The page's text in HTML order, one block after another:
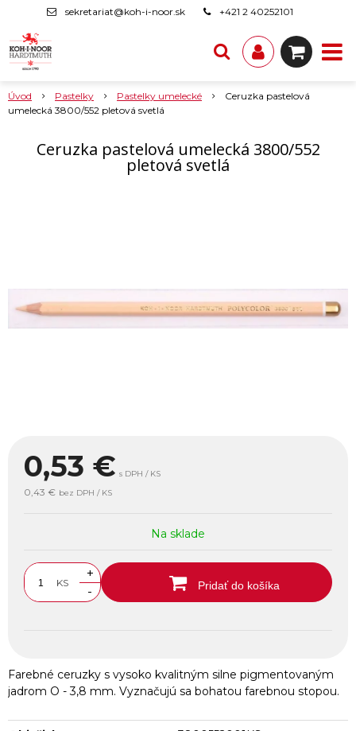
sekretariat@koh-i-noor.sk +421 2 40252101
Úvod Pastelky Pastelky umelecké
Ceruzka pastelová
umelecká 3800/552 pletová svetlá
Ceruzka pastelová umelecká 3800/552
pletová svetlá
0,53 € s DPH / KS
0,43 € bez DPH / KS
Na sklade
KS
+
-
Pridať do košíka
Farebné ceruzky s vysoko kvalitným silne pigmentovaným
jadrom O - 3,8 mm. Vyznačujú sa bohatou farebnou stopou.